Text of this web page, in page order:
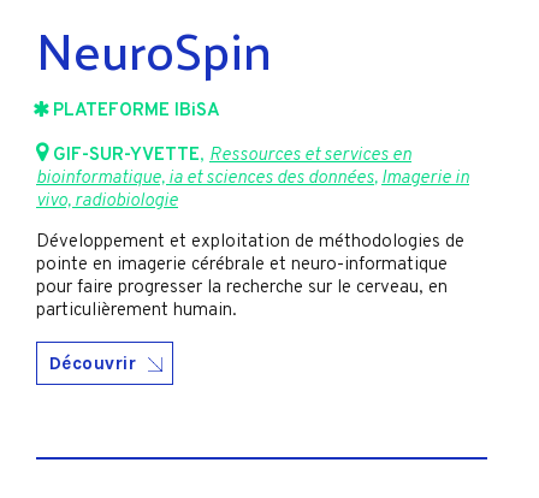
NeuroSpin
PLATEFORME IBiSA
GIF-SUR-YVETTE, Ressources et services en
bioinformatique, ia et sciences des données,Imagerie in
vivo, radiobiologie
Développement et exploitation de méthodologies de
pointe en imagerie cérébrale et neuro-informatique
pour faire progresser la recherche sur le cerveau, en
particulièrement humain.
Découvrir